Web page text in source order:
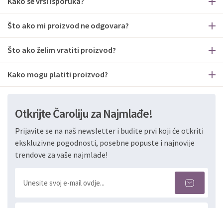
Što ako mi proizvod ne odgovara?
Što ako želim vratiti proizvod?
Kako mogu platiti proizvod?
Otkrijte Čaroliju za Najmlađe!
Prijavite se na naš newsletter i budite prvi koji će otkriti
ekskluzivne pogodnosti, posebne popuste i najnovije
trendove za vaše najmlađe!